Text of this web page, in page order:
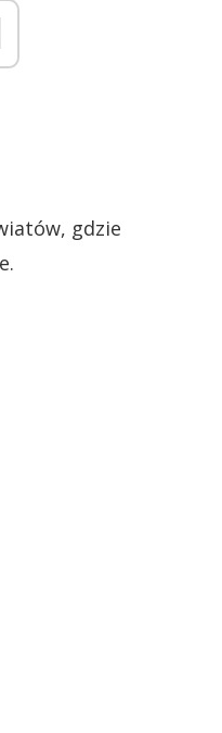
gdzie